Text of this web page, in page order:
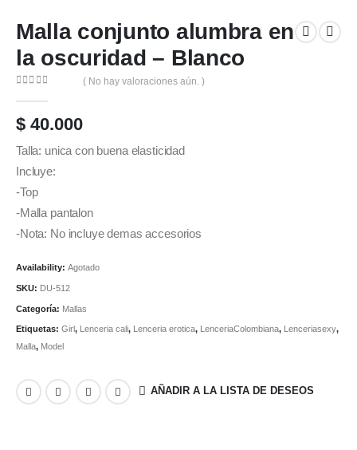
Malla conjunto alumbra en
la oscuridad – Blanco
( No hay valoraciones aún. )
$ 40.000
Talla: unica con buena elasticidad
Incluye:
-Top
-Malla pantalon
-Nota: No incluye demas accesorios
Availability: Agotado
SKU: DU-512
Categoría: Mallas
Etiquetas: Girl, Lenceria cali, Lenceria erotica, LenceriaColombiana, Lenceriasexy,
Malla, Model
AÑADIR A LA LISTA DE DESEOS